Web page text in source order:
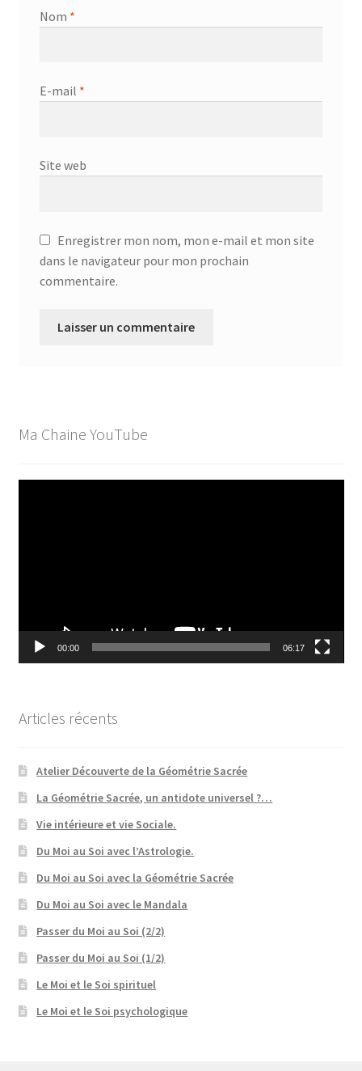
Nom *
E-mail *
Site web
Enregistrer mon nom, mon e-mail et mon site
dans le navigateur pour mon prochain
commentaire.
Ma Chaine YouTube
00:00 06:17
Articles récents
Atelier Découverte de la Géométrie Sacrée
La Géométrie Sacrée, un antidote universel ?…
Vie intérieure et vie Sociale.
Du Moi au Soi avec l’Astrologie.
Du Moi au Soi avec la Géométrie Sacrée
Du Moi au Soi avec le Mandala
Passer du Moi au Soi (2/2)
Passer du Moi au Soi (1/2)
Le Moi et le Soi spirituel
Le Moi et le Soi psychologique